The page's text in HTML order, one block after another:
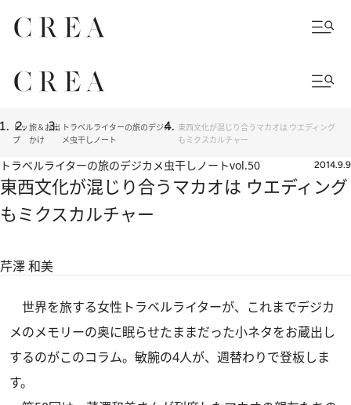
トッ
プ
旅＆お出
かけ
トラベルライターの旅のデジカ
メ虫干しノート
東西文化が混じり合うマカオは ウエディング
もミクスカルチャー
トラベルライターの旅のデジカメ虫干しノートvol.50 2014.9.9
東西文化が混じり合うマカオは ウエディング
もミクスカルチャー
芹澤 和美
世界を旅する女性トラベルライターが、これまでデジカ
メのメモリーの奥に眠らせたままだった小ネタをお蔵出し
するのがこのコラム。敏腕の4人が、週替わりで登板しま
す。